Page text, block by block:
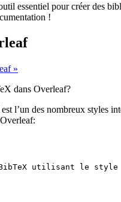
essentiel pour créer des
!
»
dans Overleaf?
est l’un des nombreux styles
BibTeX utilisant le